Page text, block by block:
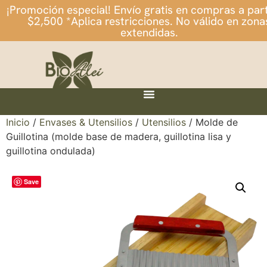
¡Promoción especial! Envío gratis en compras a
$2,500 *Aplica restricciones. No válido en
extendidas.
Inicio / Envases & Utensilios / Utensilios / Molde de
Guillotina (molde base de madera, guillotina lisa y
guillotina ondulada)
Save